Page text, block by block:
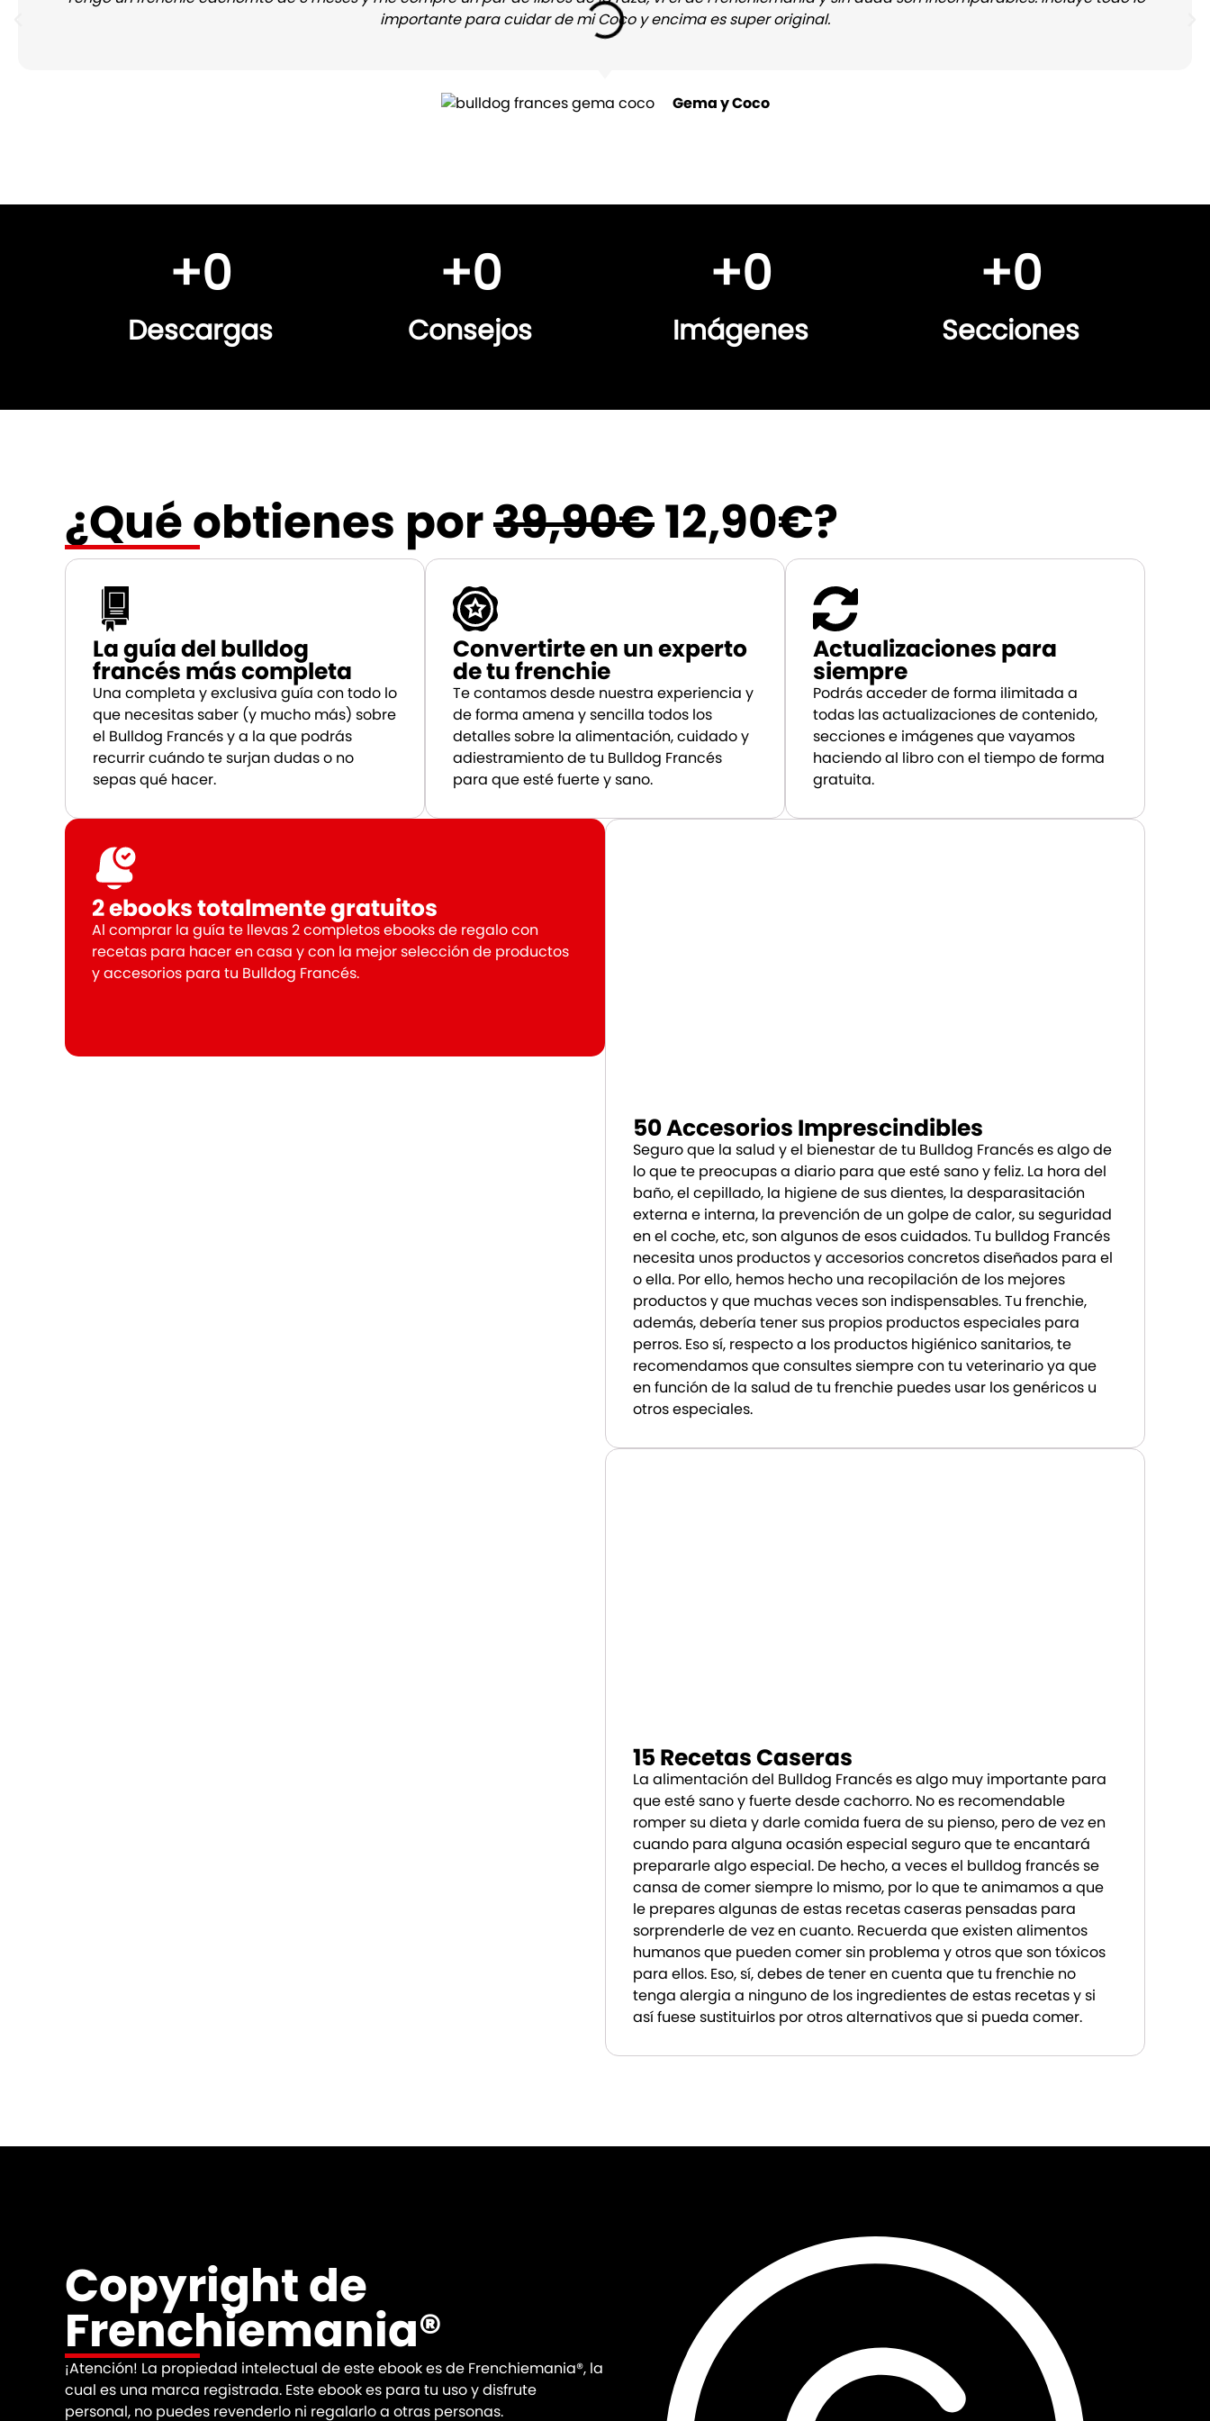
importante para cuidar de mi Coco y encima es super original.
Gema y Coco
Descargas
+0
Consejos
+0
Imágenes
+0
Secciones
+0
¿Qué obtienes por39,90€12,90€?
La guía del bulldog
francés más completa
Una completa y exclusiva guía con todo lo
que necesitas saber (y mucho más) sobre
el Bulldog Francés y a la que podrás
recurrir cuándo te surjan dudas o no
sepas qué hacer.
Convertirte en un experto
de tu frenchie
Te contamos desde nuestra experiencia y
de forma amena y sencilla todos los
detalles sobre la alimentación, cuidado y
adiestramiento de tu Bulldog Francés
para que esté fuerte y sano.
Actualizaciones para
siempre
Podrás acceder de forma ilimitada a
todas las actualizaciones de contenido,
secciones e imágenes que vayamos
haciendo al libro con el tiempo de forma
gratuita.
2 ebooks totalmente gratuitos
Al comprar la guía te llevas 2 completos ebooks de regalo con
recetas para hacer en casa y con la mejor selección de productos
y accesorios para tu Bulldog Francés.
50 Accesorios Imprescindibles
Seguro que la salud y el bienestar de tu Bulldog Francés es algo de
lo que te preocupas a diario para que esté sano y feliz. La hora del
baño, el cepillado, la higiene de sus dientes, la desparasitación
externa e interna, la prevención de un golpe de calor, su seguridad
en el coche, etc, son algunos de esos cuidados. Tu bulldog Francés
necesita unos productos y accesorios concretos diseñados para el
o ella. Por ello, hemos hecho una recopilación de los mejores
productos y que muchas veces son indispensables. Tu frenchie,
además, debería tener sus propios productos especiales para
perros. Eso sí, respecto a los productos higiénico sanitarios, te
recomendamos que consultes siempre con tu veterinario ya que
en función de la salud de tu frenchie puedes usar los genéricos u
otros especiales.
15 Recetas Caseras
La alimentación del Bulldog Francés es algo muy importante para
que esté sano y fuerte desde cachorro. No es recomendable
romper su dieta y darle comida fuera de su pienso, pero de vez en
cuando para alguna ocasión especial seguro que te encantará
prepararle algo especial. De hecho, a veces el bulldog francés se
cansa de comer siempre lo mismo, por lo que te animamos a que
le prepares algunas de estas recetas caseras pensadas para
sorprenderle de vez en cuanto. Recuerda que existen alimentos
humanos que pueden comer sin problema y otros que son tóxicos
para ellos. Eso, sí, debes de tener en cuenta que tu frenchie no
tenga alergia a ninguno de los ingredientes de estas recetas y si
así fuese sustituirlos por otros alternativos que si pueda comer.
Copyright de
Frenchiemania®
¡Atención! La propiedad intelectual de este ebook es de Frenchiemania®, la
cual es una marca registrada. Este ebook es para tu uso y disfrute
personal, no puedes revenderlo ni regalarlo a otras personas.